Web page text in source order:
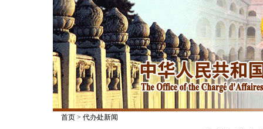
首页> 代办处新闻